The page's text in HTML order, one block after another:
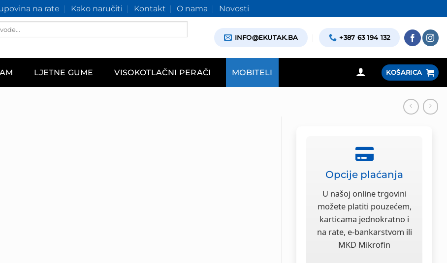
na rate Kako naručiti Kontakt O nama Novosti
INFO@EKUTAK.BA +387 63 194 132
LJETNE GUME VISOKOTLAČNI PERAČI MOBITELI KOŠARICA
Opcije plaćanja
U našoj online trgovini
možete platiti pouzećem,
karticama jednokratno i
na rate, e-bankarstvom ili
MKD Mikrofin